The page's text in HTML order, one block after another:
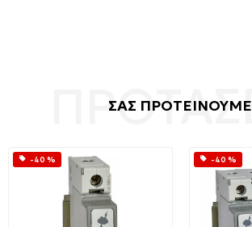
ΣΑΣ ΠΡΟΤΕΙΝΟΥΜΕ
-40 % -40 %